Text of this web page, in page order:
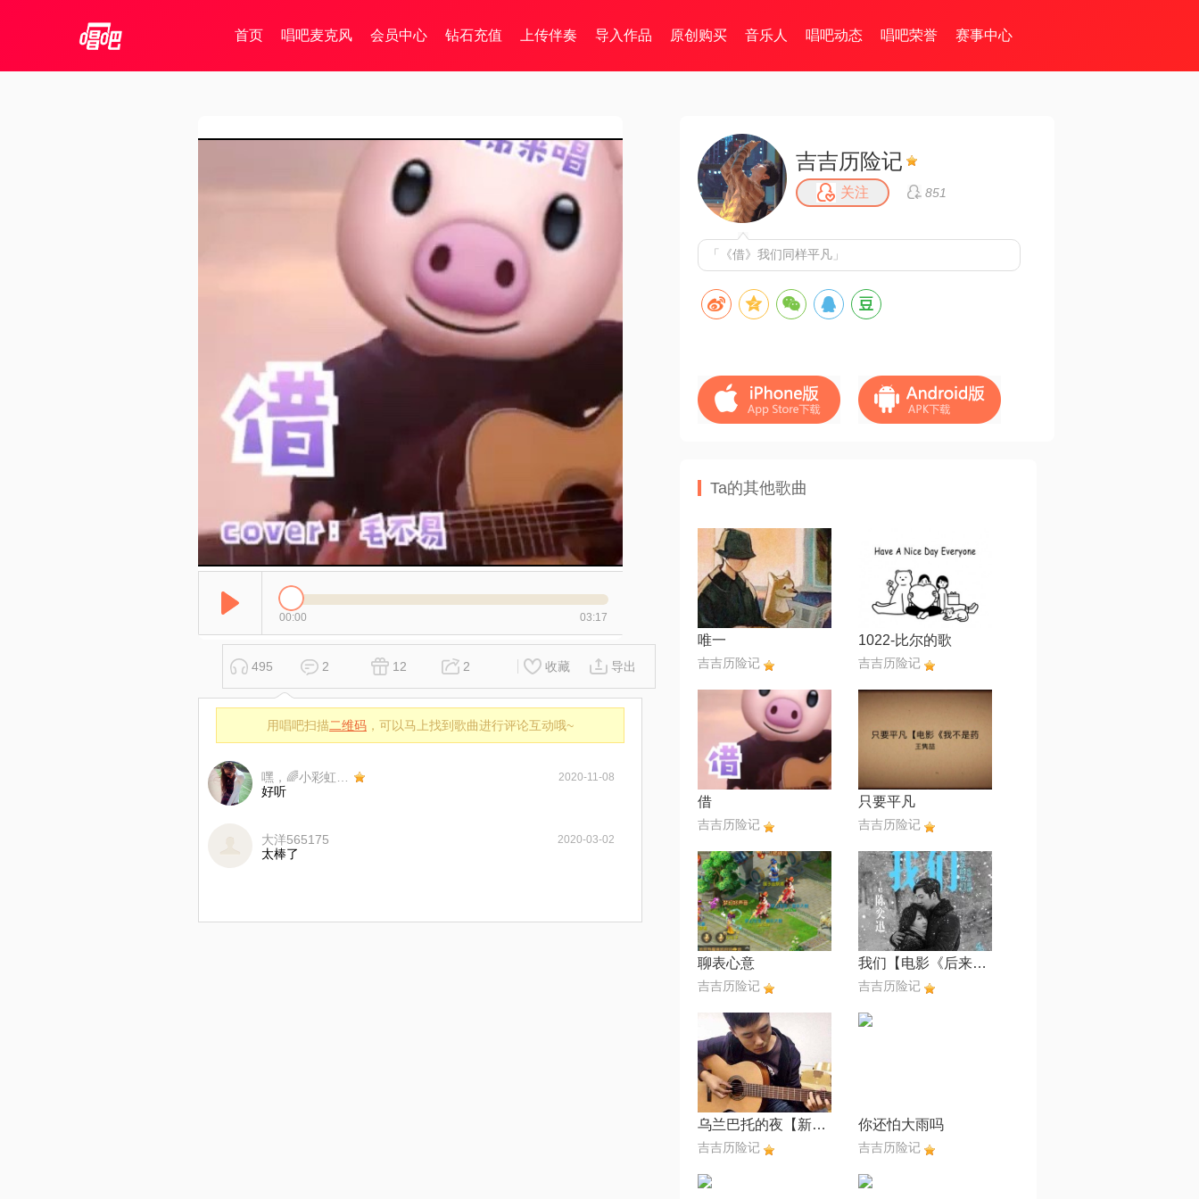
首页 唱吧麦克风 会员中心 钻石充值 上传伴奏 导入作品 原创购买 音乐人 唱吧动态 唱吧荣誉 赛事中心
00:00 03:17
495 2 12 2 收藏 导出
用唱吧扫描二维码 ，可以马上找到歌曲进行评论互动哦~
2020-11-08
好听
大洋565175 2020-03-02
太棒了
吉吉历险记
关注 851
「《借》我们同样平凡」
Ta的其他歌曲
唯一
吉吉历险记
1022-比尔的歌
吉吉历险记
借
吉吉历险记
只要平凡
吉吉历险记
聊表心意
吉吉历险记
我们【电影《后来的我们》主题曲】
吉吉历险记
乌兰巴托的夜【新歌声 立明】
吉吉历险记
你还怕大雨吗
吉吉历险记